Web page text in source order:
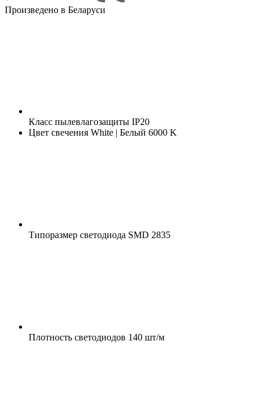
Произведено в Беларуси
Класс пылевлагозащиты IP20
Цвет свечения White | Белый 6000 K
Типоразмер светодиода SMD 2835
Плотность светодиодов 140 шт/м